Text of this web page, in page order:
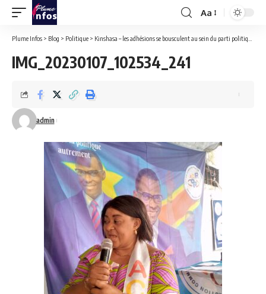
Font
Resizer
Aa
Plume Infos > Blog > Politique > Kinshasa – les adhésions se bousculent au sein du parti politique ACR du député national Eliezer Ntambwe.
IMG_20230107_102534_241
admin